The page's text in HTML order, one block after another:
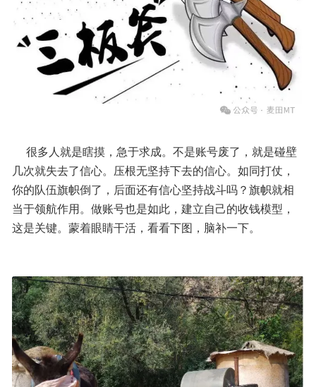
几次就失去了信心。压根无坚持下去的信心。如同打仗，
你的队伍旗帜倒了，后面还有信心坚持战斗吗？旗帜就相
当于领航作用。做账号也是如此，建立自己的收钱模型，
这是关键。蒙着眼睛干活，看看下图，脑补一下。